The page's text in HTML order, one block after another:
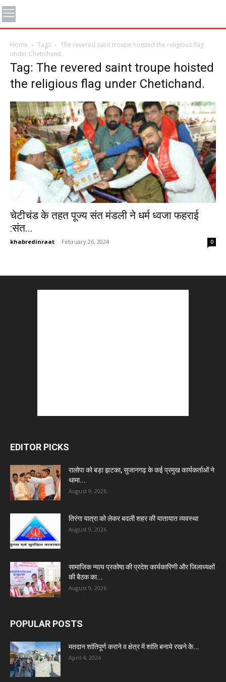
Home Tags
The revered saint troupe hoisted the religious flag
under Chetichand.
Tag: The revered saint troupe hoisted
the religious flag under Chetichand.
चेटीचंड के तहत पूज्य संत मंडली ने धर्म ध्वजा फहराई
:संत...
khabredinraat - February 26, 2024 0
EDITOR PICKS
रालोपा को बड़ा झटका, सुजानगढ़ के कई प्रमुख कार्यकर्ताओं ने
थामा...
August 9, 2026
तिरंगा यात्रा को लेकर बदली शहर की यातायात व्यवस्था
August 9, 2026
सामाजिक न्याय प्रकोष्ठ की प्रदेश कार्यकारिणी और जिलाध्यक्षों
की बैठक का...
August 9, 2026
POPULAR POSTS
मतदान शांतिपूर्ण कराने व क्षेत्र में शांति बनाये रखने के...
April 4, 2024